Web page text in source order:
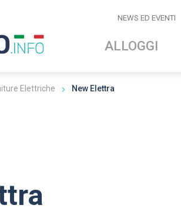
NEWS ED EVENTI
ALLOGGI
Elettriche New Elettra